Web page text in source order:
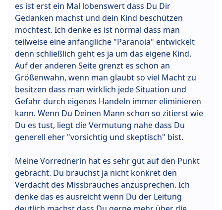
es ist erst ein Mal lobenswert dass Du Dir
Gedanken machst und dein Kind beschützen
möchtest. Ich denke es ist normal dass man
teilweise eine anfängliche "Paranoia" entwickelt
denn schließlich geht es ja um das eigene Kind.
Auf der anderen Seite grenzt es schon an
Größenwahn, wenn man glaubt so viel Macht zu
besitzen dass man wirklich jede Situation und
Gefahr durch eigenes Handeln immer eliminieren
kann. Wenn Du Deinen Mann schon so zitierst wie
Du es tust, liegt die Vermutung nahe dass Du
generell eher "vorsichtig und skeptisch" bist.
Meine Vorrednerin hat es sehr gut auf den Punkt
gebracht. Du brauchst ja nicht konkret den
Verdacht des Missbrauches anzusprechen. Ich
denke das es ausreicht wenn Du der Leitung